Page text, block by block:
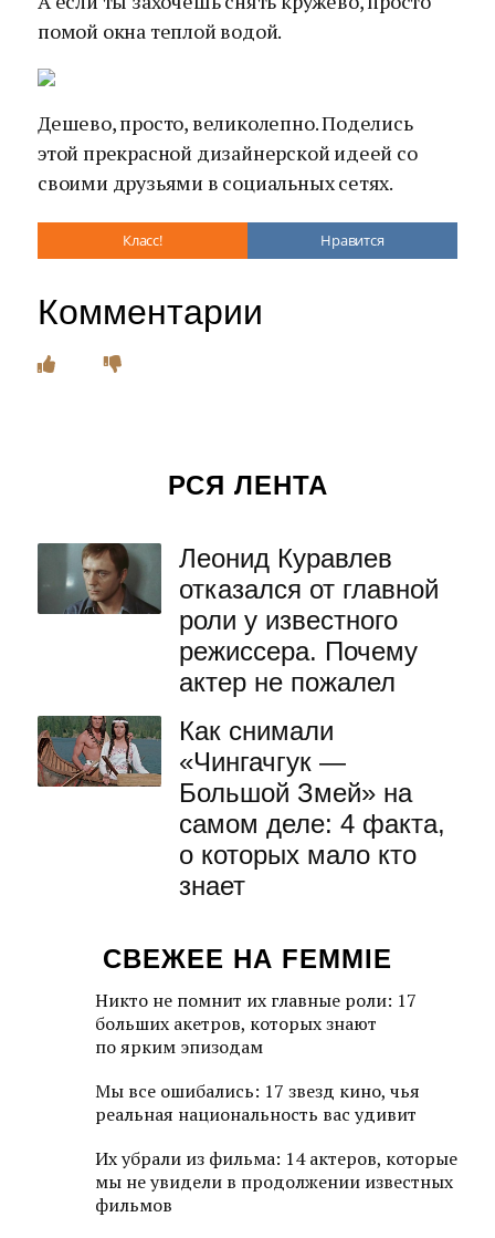
помой окна теплой водой.
Дешево, просто, великолепно. Поделись
этой прекрасной дизайнерской идеей со
своими друзьями в социальных сетях.
Класс! Нравится
Комментарии
РСЯ ЛЕНТА
Леонид Куравлев
отказался от главной
роли у известного
режиссера. Почему
актер не пожалел
Как снимали
«Чингачгук —
Большой Змей» на
самом деле: 4 факта,
о которых мало кто
знает
СВЕЖЕЕ НА FEMMIE
Никто не помнит их главные роли: 17
больших акетров, которых знают
по ярким эпизодам
Мы все ошибались: 17 звезд кино, чья
реальная национальность вас удивит
Их убрали из фильма: 14 актеров, которые
мы не увидели в продолжении известных
фильмов